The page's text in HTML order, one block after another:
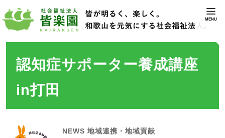
MENU
認知症サポーター養成講座
in打田
NEWS 地域連携・地域貢献